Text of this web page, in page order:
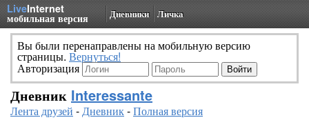
LiveInternet
мобильная версия Дневники Личка
Вы были перенаправлены на мобильную версию
страницы. Вернуться!
Авторизация
Дневник Interessante
Лента друзей -Дневник-Полная версия